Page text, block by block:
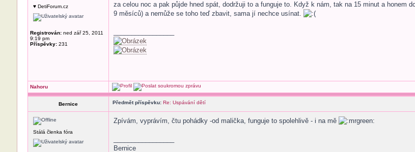
♥ DetiForum.cz
Registrován:ned zář 25, 2011
9:19 pm
Příspěvky:231
za celou noc a pak půjde hned spát, dodržuji to a funguje to. Když k nám, tak na 15 minut a honem
9 měsíců) a nemůže se toho teď zbavit, sama jí nechce usínat.
Nahoru
Bernice Předmět příspěvku: Re: Uspávání dětí
Stálá členka fóra
Zpívám, vyprávím, čtu pohádky -od malička, funguje to spolehlivě - i na mě
Bernice